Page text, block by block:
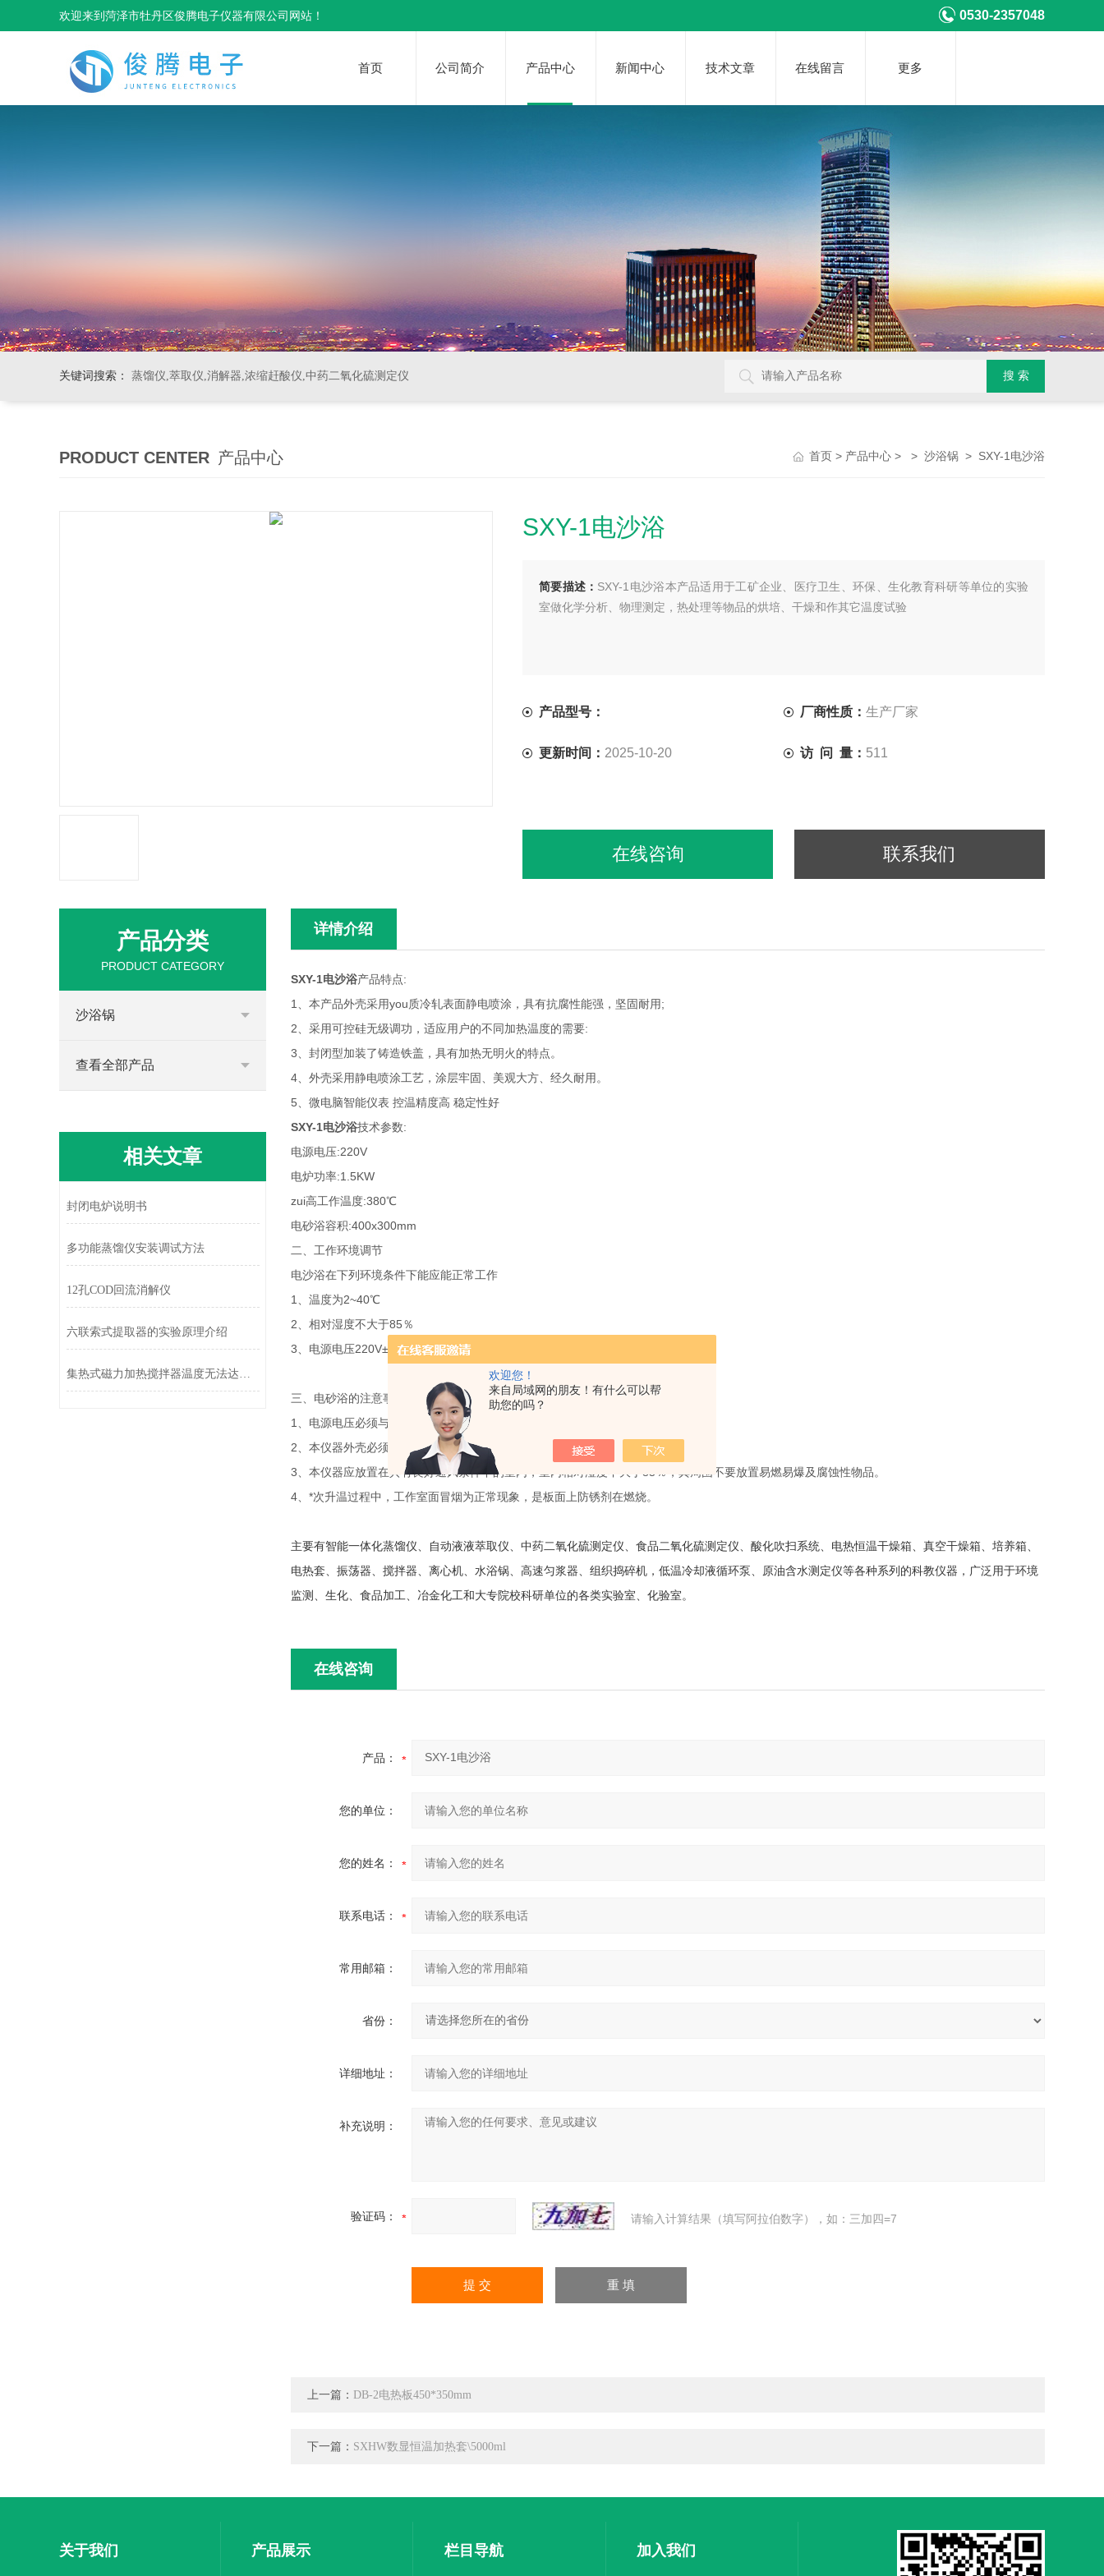
欢迎您！
来自局域网的朋友！有什么可以帮
助您的吗？
欢迎来到菏泽市牡丹区俊腾电子仪器有限公司网站！ 0530-2357048
首页 公司简介 产品中心 新闻中心 技术文章 在线留言 更多
关键词搜索： 蒸馏仪,萃取仪,消解器,浓缩赶酸仪,中药二氧化硫测定仪
PRODUCT CENTER 产品中心 首页 > 产品中心 > > 沙浴锅 > SXY-1电沙浴
SXY-1电沙浴
简要描述： SXY-1电沙浴本产品适用于工矿企业、医疗卫生、环保、生化教育科研等单位的实验
室做化学分析、物理测定，热处理等物品的烘培、干燥和作其它温度试验
产品型号： 厂商性质： 生产厂家
更新时间： 2025-10-20 访 问 量： 511
在线咨询 联系我们
详情介绍
SXY-1电沙浴产品特点:
1、本产品外壳采用you质冷轧表面静电喷涂，具有抗腐性能强，坚固耐用;
2、采用可控硅无级调功，适应用户的不同加热温度的需要:
3、封闭型加装了铸造铁盖，具有加热无明火的特点。
4、外壳采用静电喷涂工艺，涂层牢固、美观大方、经久耐用。
5、微电脑智能仪表 控温精度高 稳定性好
SXY-1电沙浴技术参数:
电源电压:220V
电炉功率:1.5KW
zui高工作温度:380℃
电砂浴容积:400x300mm
二、工作环境调节
电沙浴在下列环境条件下能应能正常工作
1、温度为2~40℃
2、相对湿度不大于85％
3、电源电压220V±10,；频率50±1Hz
三、电砂浴的注意事项
1、电源电压必须与产品要求的电压相符。
2、本仪器外壳必须有效接地。
3、本仪器应放置在具有良好通风条件下的室内，室内相对湿度不大于85％，其周围不要放置易燃易爆及腐蚀性物品。
4、*次升温过程中，工作室面冒烟为正常现象，是板面上防锈剂在燃烧。
主要有智能一体化蒸馏仪、自动液液萃取仪、中药二氧化硫测定仪、食品二氧化硫测定仪、酸化吹扫系统、电热恒温干燥箱、真空干燥箱、培养箱、
电热套、振荡器、搅拌器、离心机、水浴锅、高速匀浆器、组织捣碎机，低温冷却液循环泵、原油含水测定仪等各种系列的科教仪器，广泛用于环境
监测、生化、食品加工、冶金化工和大专院校科研单位的各类实验室、化验室。
在线咨询
产品：
您的单位：
您的姓名：
联系电话：
常用邮箱：
省份：
详细地址：
补充说明：
验证码： 请输入计算结果（填写阿拉伯数字），如：三加四=7
上一篇： DB-2电热板450*350mm
下一篇： SXHW数显恒温加热套\5000ml
产品分类
PRODUCT CATEGORY
沙浴锅
查看全部产品
相关文章
封闭电炉说明书
多功能蒸馏仪安装调试方法
12孔COD回流消解仪
六联索式提取器的实验原理介绍
集热式磁力加热搅拌器温度无法达到的原因
关于我们 产品展示 栏目导航 加入我们